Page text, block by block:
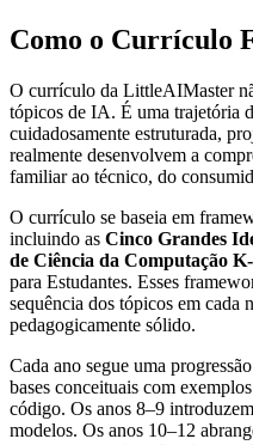
Como o Currículo
O currículo da LittleAIMaster
tópicos de IA. É uma trajetória
cuidadosamente estruturada,
realmente desenvolvem a
familiar ao técnico, do
O currículo se baseia em
incluindo as Cinco Grandes
de Ciência da Computação
para Estudantes. Esses
sequência dos tópicos em
pedagogicamente sólido.
Cada ano segue uma
bases conceituais com
código. Os anos 8–9
modelos. Os anos 10–12